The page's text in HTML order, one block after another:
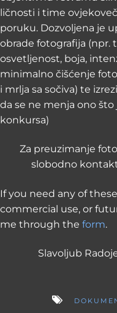
ličnosti i time
poruku. Dozvoljena je
obrade fotografija (npr.
osvetljenost, boja,
minimalno čišćenje
i mrlja sa sočiva) te
da se ne menja ono što
konkursa)
Za preuzimanje
slobodno
If you need any of
commercial use, or
me through the form.
Slavoljub